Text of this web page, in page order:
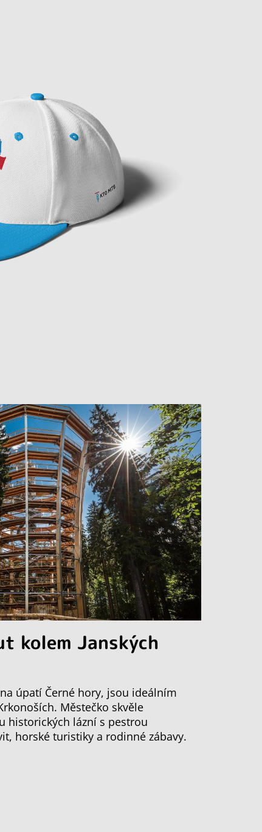
kolem Janských
úpatí Černé hory, jsou ideálním
Městečko skvěle
historických lázní s pestrou
horské turistiky a rodinné zábavy.